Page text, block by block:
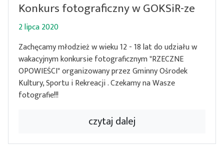
Konkurs fotograficzny w GOKSiR-ze
2 lipca 2020
Zachęcamy młodzież w wieku 12 - 18 lat do udziału w
wakacyjnym konkursie fotograficznym "RZECZNE
OPOWIEŚCI" organizowany przez Gminny Ośrodek
Kultury, Sportu i Rekreacji . Czekamy na Wasze
fotografie!!!
czytaj dalej